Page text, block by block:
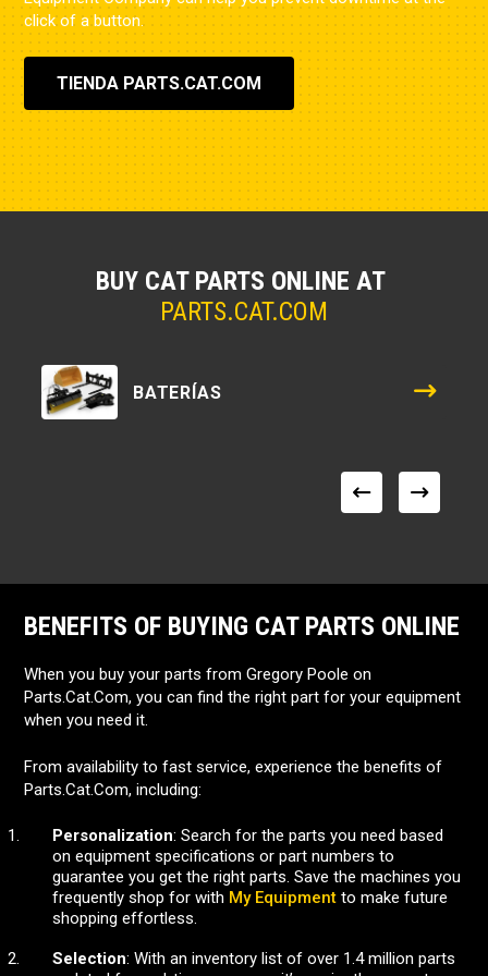
click of a button.
TIENDA PARTS.CAT.COM
BUY CAT PARTS ONLINE AT
PARTS.CAT.COM
BATERÍAS
BENEFITS OF BUYING CAT PARTS ONLINE
When you buy your parts from Gregory Poole on
Parts.Cat.Com, you can find the right part for your equipment
when you need it.
From availability to fast service, experience the benefits of
Parts.Cat.Com, including:
Personalization: Search for the parts you need based
on equipment specifications or part numbers to
guarantee you get the right parts. Save the machines you
frequently shop for with My Equipment to make future
shopping effortless.
Selection: With an inventory list of over 1.4 million parts